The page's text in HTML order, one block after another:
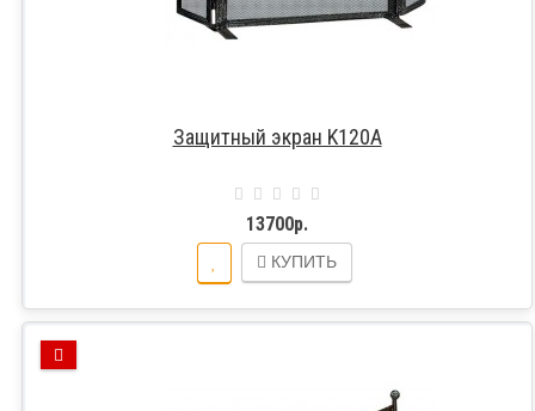
Защитный экран K120A
13700р.
КУПИТЬ